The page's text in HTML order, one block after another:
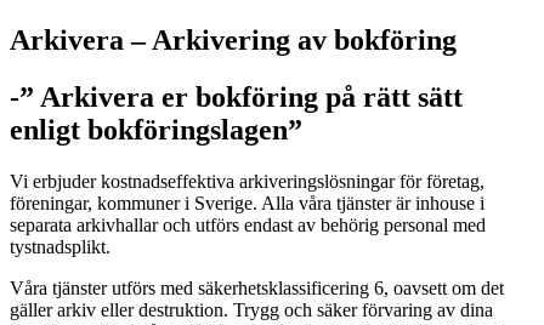
Arkivera – Arkivering av bokföring
-” Arkivera er bokföring på rätt sätt
enligt bokföringslagen”
Vi erbjuder kostnadseffektiva arkiveringslösningar för företag,
föreningar, kommuner i Sverige. Alla våra tjänster är inhouse i
separata arkivhallar och utförs endast av behörig personal med
tystnadsplikt.
Våra tjänster utförs med säkerhetsklassificering 6, oavsett om det
gäller arkiv eller destruktion. Trygg och säker förvaring av dina